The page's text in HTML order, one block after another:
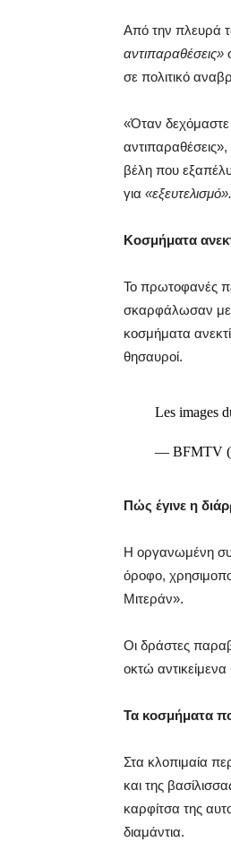
Από την πλευρά
αντιπαραθέσεις»
σε πολιτικό
«Όταν δεχόμαστε
βέλη που
για «εξευτελισμό».
Κοσμήματα
Το πρωτοφανές
σκαρφάλωσαν με
κοσμήματα
θησαυροί.
Les images
— BFMTV
Πώς έγινε η
Η οργανωμένη
όροφο,
Μιτεράν».
Οι δράστες
οκτώ
Τα κοσμήματα
Στα κλοπιμαία
και της
καρφίτσα της
διαμάντια.